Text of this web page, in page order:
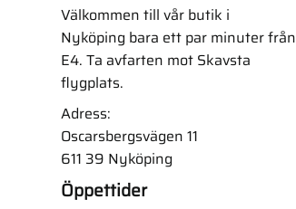
Välkommen till vår butik i
Nyköping bara ett par minuter från
E4. Ta avfarten mot Skavsta
flygplats.
Adress:
Oscarsbergsvägen 11
611 39 Nyköping
Öppettider